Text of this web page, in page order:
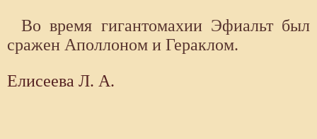
Во время гигантомахии Эфиальт был
сражен Аполлоном и Гераклом.
Елисеева Л. А.